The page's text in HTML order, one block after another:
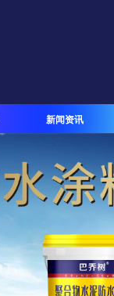
新闻资讯